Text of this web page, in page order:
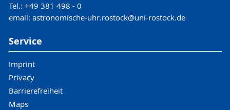
Tel.: +49 381 498 - 0
email: astronomische-uhr.rostock@uni-rostock.de
Service
Imprint
Privacy
Barrierefreiheit
Maps